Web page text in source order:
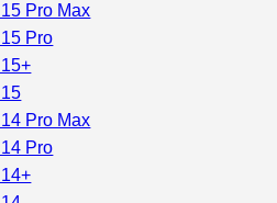
Pro Max
Pro
Pro Max
Pro